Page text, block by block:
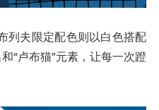
列夫限定配色则以白色搭配
“卢布猫”元素，让每一次蹬